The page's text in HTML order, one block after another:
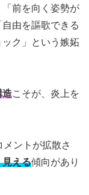
「前を向く姿勢が
由を謳歌できる
ク」という嫉妬
造こそが、炎上を
ントが拡散さ
見える傾向があり